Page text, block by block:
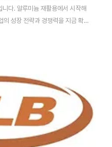
다. 알루미늄 재활용에서 시작해
성장 전략과 경쟁력을 지금 확인
환경 시대의 주역으로 다시 주목
부가가치 재활용 소재를 공급하고
이고, 정제하여 새로운 제품 소재